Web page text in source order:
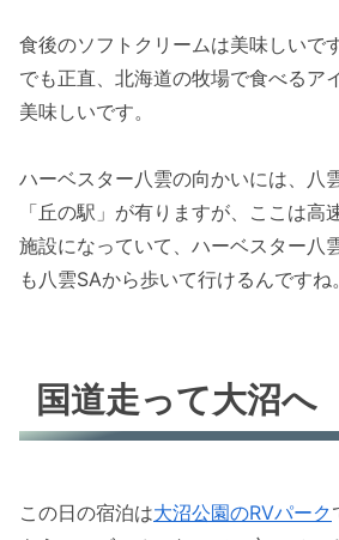
食後のソフトクリームは美味しいで
でも正直、北海道の牧場で食べるア
美味しいです。
ハーベスター八雲の向かいには、八
「丘の駅」が有りますが、ここは高
施設になっていて、ハーベスター八
も八雲SAから歩いて行けるんですね
国道走って大沼へ
この日の宿泊は大沼公園のRVパーク